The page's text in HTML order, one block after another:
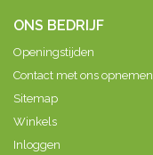
ONS BEDRIJF
Openingstijden
Contact met ons opnemen
Sitemap
Winkels
Inloggen